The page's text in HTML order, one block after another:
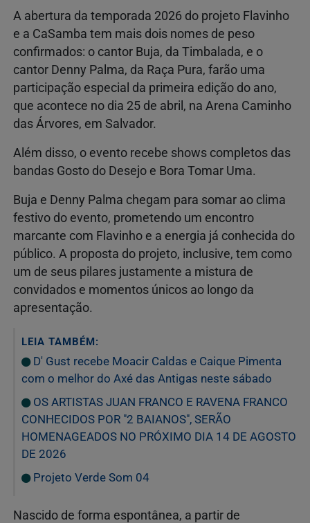
A abertura da temporada 2026 do projeto Flavinho
e a CaSamba tem mais dois nomes de peso
confirmados: o cantor Buja, da Timbalada, e o
cantor Denny Palma, da Raça Pura, farão uma
participação especial da primeira edição do ano,
que acontece no dia 25 de abril, na Arena Caminho
das Árvores, em Salvador.
Além disso, o evento recebe shows completos das
bandas Gosto do Desejo e Bora Tomar Uma.
Buja e Denny Palma chegam para somar ao clima
festivo do evento, prometendo um encontro
marcante com Flavinho e a energia já conhecida do
público. A proposta do projeto, inclusive, tem como
um de seus pilares justamente a mistura de
convidados e momentos únicos ao longo da
apresentação.
LEIA TAMBÉM:
D' Gust recebe Moacir Caldas e Caique Pimenta
com o melhor do Axé das Antigas neste sábado
OS ARTISTAS JUAN FRANCO E RAVENA FRANCO
CONHECIDOS POR "2 BAIANOS", SERÃO
HOMENAGEADOS NO PRÓXIMO DIA 14 DE AGOSTO
DE 2026
Projeto Verde Som 04
Nascido de forma espontânea, a partir de